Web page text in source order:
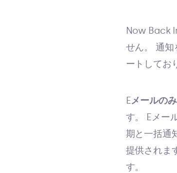
Now Back
せん。 通知
ートしてお
Eメールのみ
す。 Eメー
期と一括通
提供されま
す。